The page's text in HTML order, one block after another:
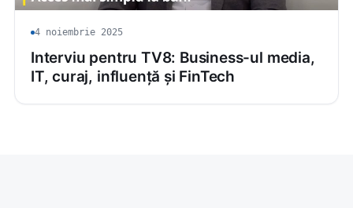
4 noiembrie 2025
Interviu pentru TV8: Business-ul media,
IT, curaj, influență și FinTech